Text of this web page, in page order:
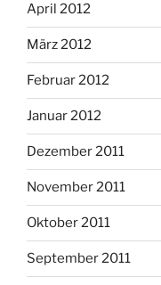
April 2012
März 2012
Februar 2012
Januar 2012
Dezember 2011
November 2011
Oktober 2011
September 2011